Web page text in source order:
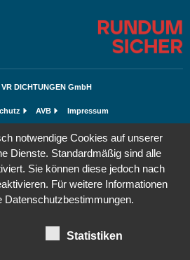
DICHTUNGEN GmbH
AVB Impressum
notwendige Cookies auf unserer
Dienste. Standardmäßig sind alle
Sie können diese jedoch nach
Für weitere Informationen
Datenschutzbestimmungen.
Statistiken